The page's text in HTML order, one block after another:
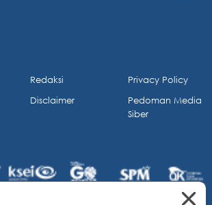
Redaksi
Disclaimer
Privacy Policy
Pedoman Media
Siber